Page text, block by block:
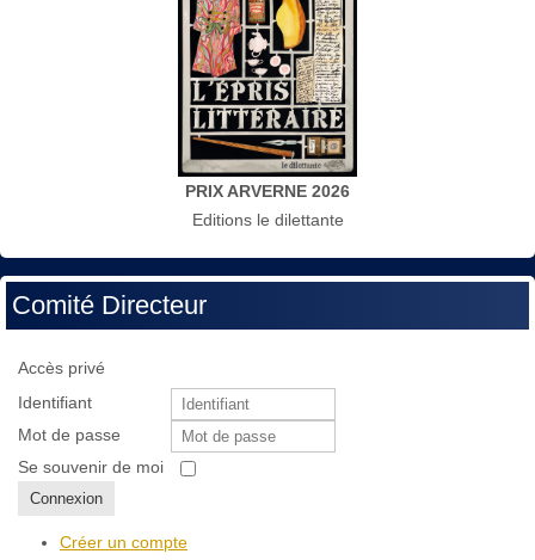
PRIX ARVERNE 2026
Editions le dilettante
Comité Directeur
Accès privé
Identifiant
Mot de passe
Se souvenir de moi
Connexion
Créer un compte